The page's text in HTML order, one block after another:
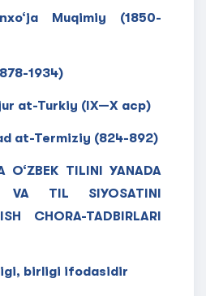
Muqimiy (1850-
1934)
at-Turkiy (IX—X acp)
at-Termiziy (824-892)
O‘ZBEK TILINI YANADA
VA TIL SIYOSATINI
CHORA-TADBIRLARI
birligi ifodasidir